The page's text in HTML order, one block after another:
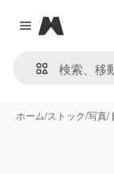
Close menu
Magnific
ホーム/ストック/写真/